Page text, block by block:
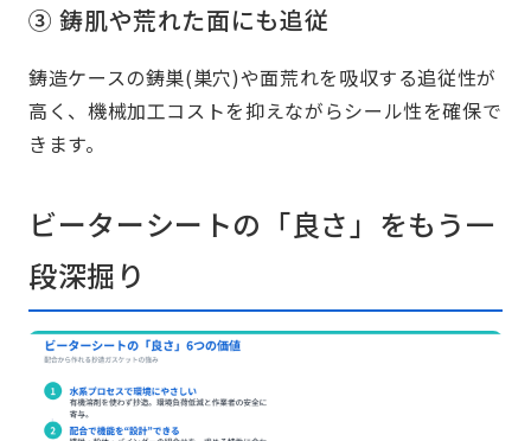
③ 鋳肌や荒れた面にも追従
鋳造ケースの鋳巣(巣穴)や面荒れを吸収する追従性が
高く、機械加工コストを抑えながらシール性を確保で
きます。
ビーターシートの「良さ」をもう一
段深掘り